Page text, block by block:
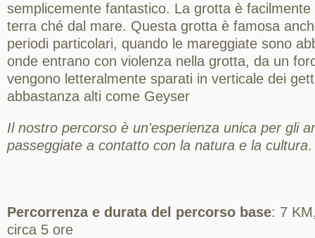
semplicemente fantastico. La grotta è facilmente
terra ché dal mare. Questa grotta è famosa
periodi particolari, quando le mareggiate sono
onde entrano con violenza nella grotta, da un
vengono letteralmente sparati in verticale dei
abbastanza alti come Geyser
Il nostro percorso è un'esperienza unica per gli
passeggiate a contatto con la natura e la cultura.
Percorrenza e durata del percorso base: 7
circa 5 ore